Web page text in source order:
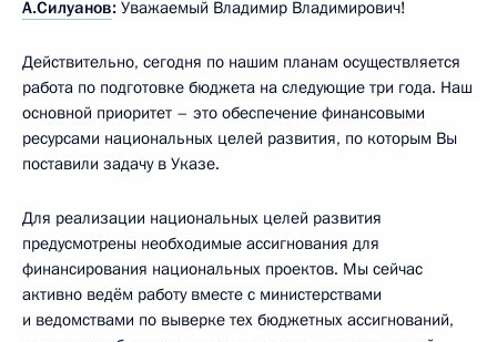
А.Силуанов: Уважаемый Владимир Владимирович!
Действительно, сегодня по нашим планам осуществляется
работа по подготовке бюджета на следующие три года. Наш
основной приоритет – это обеспечение финансовыми
ресурсами национальных целей развития, по которым Вы
поставили задачу в Указе.
Для реализации национальных целей развития
предусмотрены необходимые ассигнования для
финансирования национальных проектов. Мы сейчас
активно ведём работу вместе с министерствами
и ведомствами по выверке тех бюджетных ассигнований,